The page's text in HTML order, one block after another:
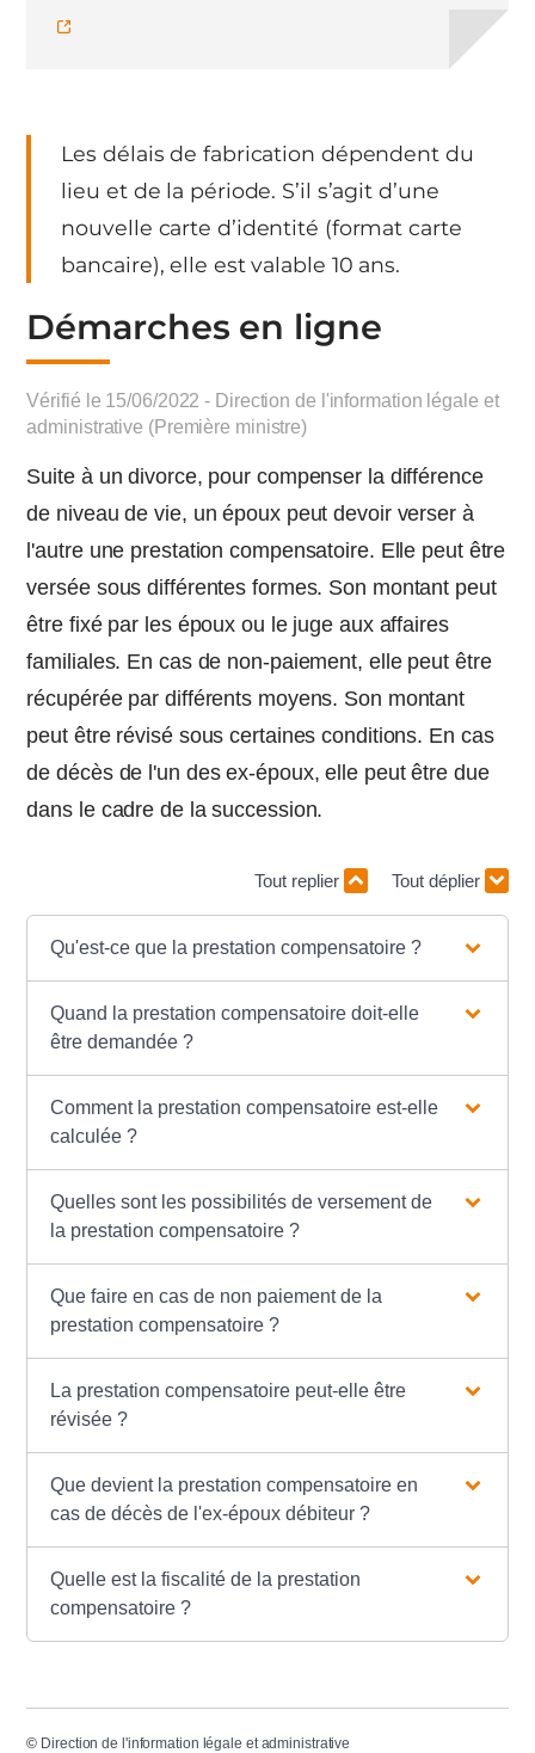
Les délais de fabrication dépendent du
lieu et de la période. S’il s’agit d’une
nouvelle carte d’identité (format carte
bancaire), elle est valable 10 ans.
Démarches en ligne
Vérifié le 15/06/2022 - Direction de l'information légale et
administrative (Première ministre)
Suite à un divorce, pour compenser la différence
de niveau de vie, un époux peut devoir verser à
l'autre une prestation compensatoire. Elle peut être
versée sous différentes formes. Son montant peut
être fixé par les époux ou le juge aux affaires
familiales. En cas de non-paiement, elle peut être
récupérée par différents moyens. Son montant
peut être révisé sous certaines conditions. En cas
de décès de l'un des ex-époux, elle peut être due
dans le cadre de la succession.
Tout replier Tout déplier
Qu'est-ce que la prestation compensatoire ?
Quand la prestation compensatoire doit-elle
être demandée ?
Comment la prestation compensatoire est-elle
calculée ?
Quelles sont les possibilités de versement de
la prestation compensatoire ?
Que faire en cas de non paiement de la
prestation compensatoire ?
La prestation compensatoire peut-elle être
révisée ?
Que devient la prestation compensatoire en
cas de décès de l'ex-époux débiteur ?
Quelle est la fiscalité de la prestation
compensatoire ?
© Direction de l'information légale et administrative